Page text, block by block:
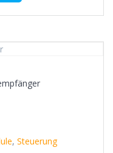
, Steuerung